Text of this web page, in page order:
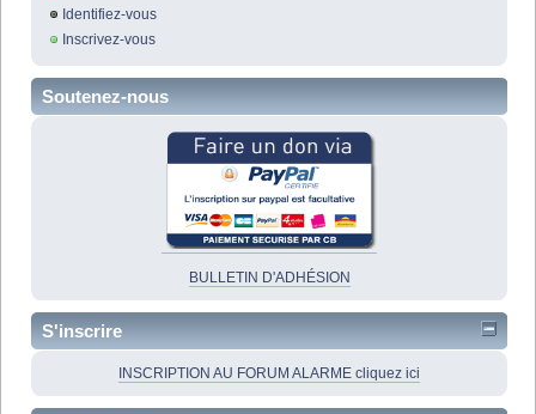
Identifiez-vous
Inscrivez-vous
Soutenez-nous
BULLETIN D'ADHÉSION
S'inscrire
INSCRIPTION AU FORUM ALARME cliquez ici